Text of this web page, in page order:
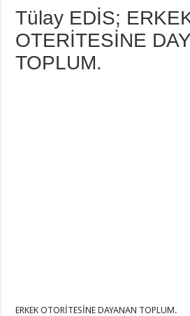
Tülay EDİS;
OTERİTESİNE
TOPLUM.
ERKEK OTORİTESİNE DAYANAN TOPLUM.